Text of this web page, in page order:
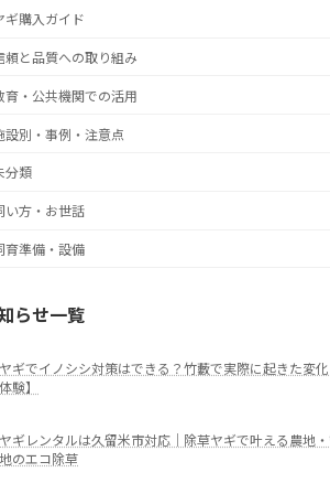
ギ購入ガイド
頼と品質への取り組み
育・公共機関での活用
設別・事例・注意点
分類
い方・お世話
育準備・設備
らせ一覧
ヤギでイノシシ対策はできる？竹藪で実際に起きた変
体験】
ヤギレンタルは久留米市対応｜除草ヤギで叶える農地
地のエコ除草